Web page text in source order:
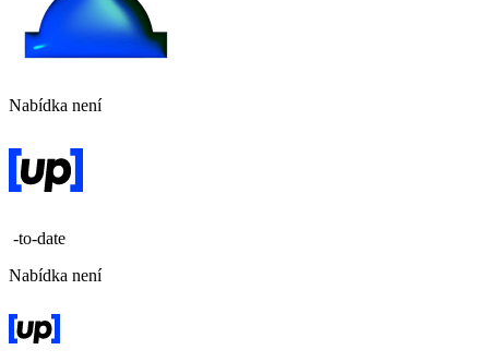
Nabídka není
-to-date
Nabídka není